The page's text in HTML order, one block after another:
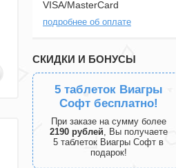
VISA/MasterCard
подробнее об оплате
СКИДКИ И БОНУСЫ
5 таблеток Виагры
Софт бесплатно!
При заказе на сумму более
2190 рублей, Вы получаете
5 таблеток Виагры Софт в
подарок!